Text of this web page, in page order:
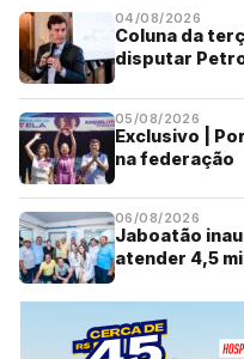
04/08/2026
Coluna da
disputar
05/08/2026
Exclusivo |
na federação
06/08/2026
Jaboatão
atender 4,5